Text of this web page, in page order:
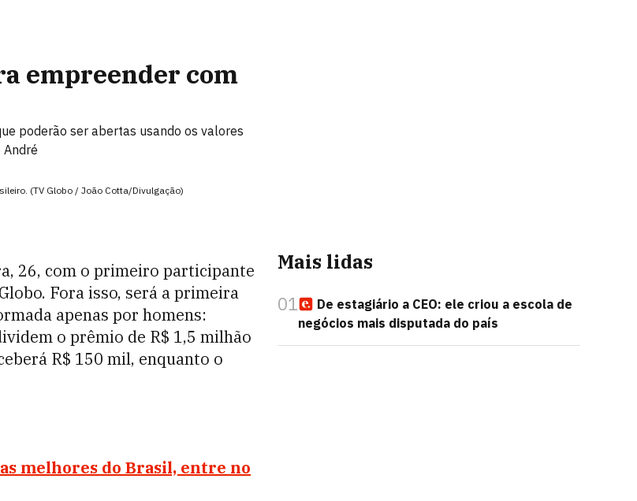
empreender com
poderão ser abertas usando os valores
(TV Globo / João Cotta/Divulgação)
26, com o primeiro participante
Fora isso, será a primeira
apenas por homens:
o prêmio de R$ 1,5 milhão
R$ 150 mil, enquanto o
melhores do Brasil, entre no
Mais lidas
01
De estagiário a CEO: ele criou a escola de
negócios mais disputada do país